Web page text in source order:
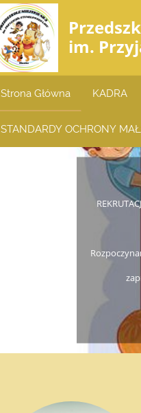
im.
Strona Główna KADRA
STANDARDY OCHRONY